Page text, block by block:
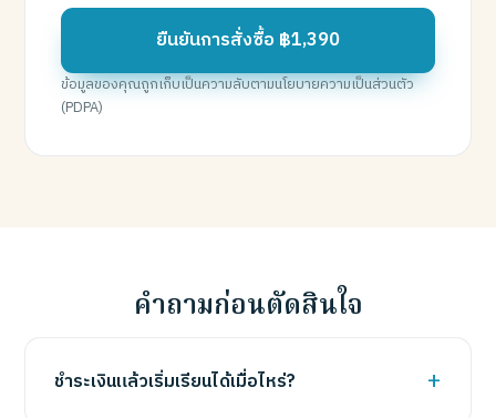
ยืนยันการสั่งซื้อ ฿1,390
ข้อมูลของคุณถูกเก็บเป็นความลับตามนโยบายความเป็นส่วนตัว
(PDPA)
คำถามก่อนตัดสินใจ
ชำระเงินแล้วเริ่มเรียนได้เมื่อไหร่?